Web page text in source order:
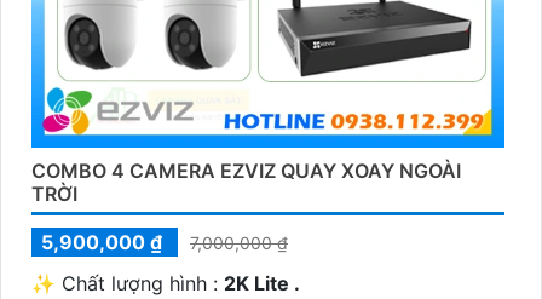
COMBO 4 CAMERA EZVIZ QUAY XOAY NGOÀI
TRỜI
5,900,000 ₫
7,000,000 ₫
✨ Chất lượng hình : 2K Lite .